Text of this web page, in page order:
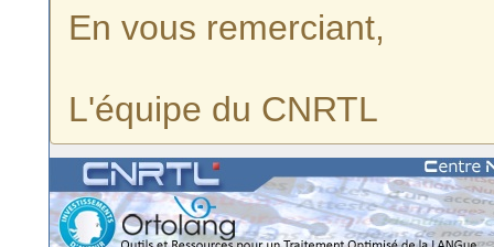
En vous remerciant,
L'équipe du CNRTL